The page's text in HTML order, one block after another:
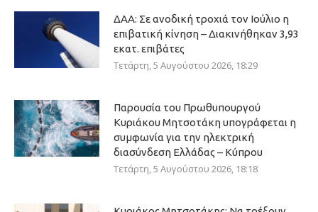
ΔΑΑ: Σε ανοδική τροχιά τον Ιούλιο η
επιβατική κίνηση – Διακινήθηκαν 3,93
εκατ. επιβάτες
Τετάρτη, 5 Αυγούστου 2026, 18:29
Παρουσία του Πρωθυπουργού
Κυριάκου Μητσοτάκη υπογράφεται η
συμφωνία για την ηλεκτρική
διασύνδεση Ελλάδας – Κύπρου
Τετάρτη, 5 Αυγούστου 2026, 18:18